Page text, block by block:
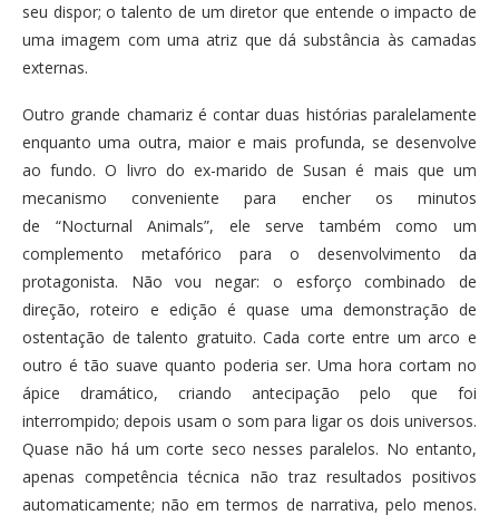
seu dispor; o talento de um diretor que entende o impacto de
uma imagem com uma atriz que dá substância às camadas
externas.
Outro grande chamariz é contar duas histórias paralelamente
enquanto uma outra, maior e mais profunda, se desenvolve
ao fundo. O livro do ex-marido de Susan é mais que um
mecanismo conveniente para encher os minutos
de “Nocturnal Animals”, ele serve também como um
complemento metafórico para o desenvolvimento da
protagonista. Não vou negar: o esforço combinado de
direção, roteiro e edição é quase uma demonstração de
ostentação de talento gratuito. Cada corte entre um arco e
outro é tão suave quanto poderia ser. Uma hora cortam no
ápice dramático, criando antecipação pelo que foi
interrompido; depois usam o som para ligar os dois universos.
Quase não há um corte seco nesses paralelos. No entanto,
apenas competência técnica não traz resultados positivos
automaticamente; não em termos de narrativa, pelo menos.